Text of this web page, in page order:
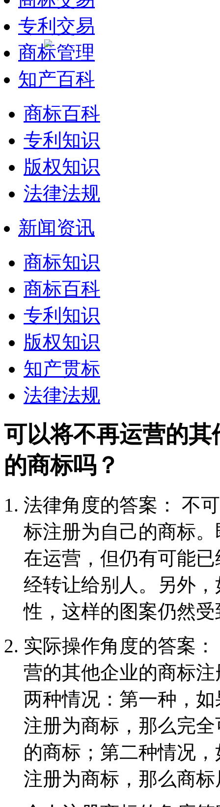
专利交易
商标管理
知产百科
商标百科
专利知识
版权知识
法律法规
新闻资讯
商标知识
商标百科
专利知识
版权知识
知产贯标
法律法规
可以将不再运营的
的商标吗？
法律角度的答案： 不
标注册为自己的商标
在运营，但仍有可能
经转让给别人。另外
性，这样的图案仍然
实际操作角度的答案
营的其他企业的商标
两种情况：第一种，
注册为商标，那么完
的商标；第二种情况
注册为商标，那么商